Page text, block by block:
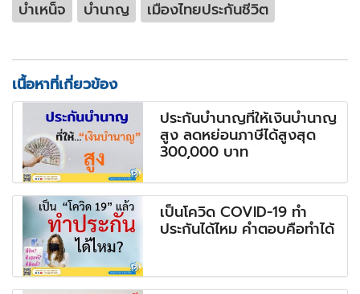
บำเหน็จ
บำนาญ เมืองไทยประกันชีวิต
เนื้อหาที่เกี่ยวข้อง
ประกันบำนาญที่ให้เงินบำนาญ
สูง ลดหย่อนภาษีได้สูงสุด
300,000 บาท
เป็นโควิด COVID-19 ทำ
ประกันได้ไหม คำตอบคือทำได้